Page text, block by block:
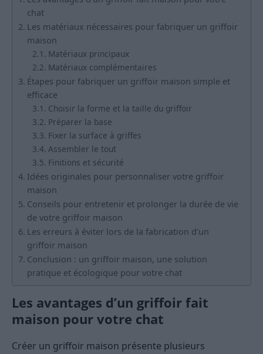
chat
Les matériaux nécessaires pour fabriquer un griffoir
maison
Matériaux principaux
Matériaux complémentaires
Étapes pour fabriquer un griffoir maison simple et
efficace
Choisir la forme et la taille du griffoir
Préparer la base
Fixer la surface à griffes
Assembler le tout
Finitions et sécurité
Idées originales pour personnaliser votre griffoir
maison
Conseils pour entretenir et prolonger la durée de vie
de votre griffoir maison
Les erreurs à éviter lors de la fabrication d’un
griffoir maison
Conclusion : un griffoir maison, une solution
pratique et écologique pour votre chat
Les avantages d’un griffoir fait
maison pour votre chat
Créer un griffoir maison présente plusieurs